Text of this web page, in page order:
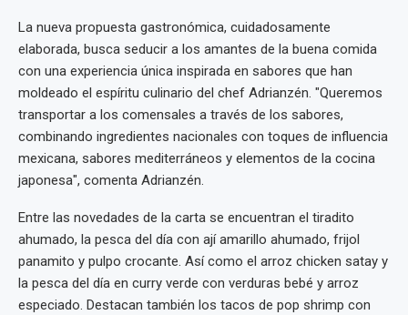
La nueva propuesta gastronómica, cuidadosamente
elaborada, busca seducir a los amantes de la buena comida
con una experiencia única inspirada en sabores que han
moldeado el espíritu culinario del chef Adrianzén. "Queremos
transportar a los comensales a través de los sabores,
combinando ingredientes nacionales con toques de influencia
mexicana, sabores mediterráneos y elementos de la cocina
japonesa", comenta Adrianzén.
Entre las novedades de la carta se encuentran el tiradito
ahumado, la pesca del día con ají amarillo ahumado, frijol
panamito y pulpo crocante. Así como el arroz chicken satay y
la pesca del día en curry verde con verduras bebé y arroz
especiado. Destacan también los tacos de pop shrimp con